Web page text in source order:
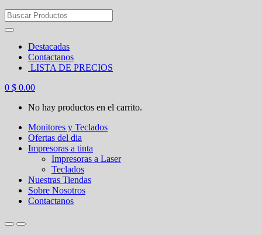
Search
for:
Destacadas
Contactanos
LISTA DE PRECIOS
0 $ 0.00
No hay productos en el carrito.
Monitores y Teclados
Ofertas del dia
Impresoras a tinta
Impresoras a Laser
Teclados
Nuestras Tiendas
Sobre Nosotros
Contactanos